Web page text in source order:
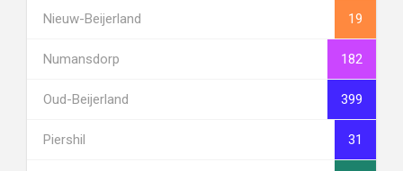
Nieuw-Beijerland 19
Numansdorp 182
Oud-Beijerland 399
Piershil 31